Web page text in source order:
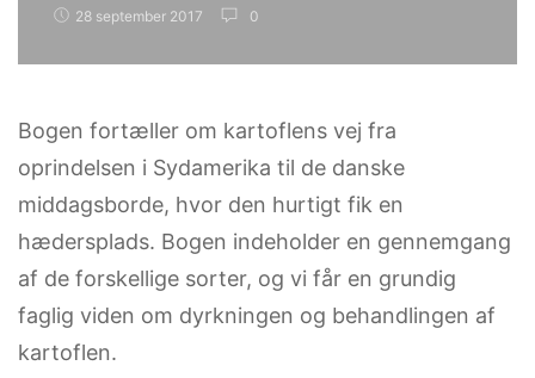
28 september 2017 0
Bogen fortæller om kartoflens vej fra
oprindelsen i Sydamerika til de danske
middagsborde, hvor den hurtigt fik en
hædersplads. Bogen indeholder en gennemgang
af de forskellige sorter, og vi får en grundig
faglig viden om dyrkningen og behandlingen af
kartoflen.